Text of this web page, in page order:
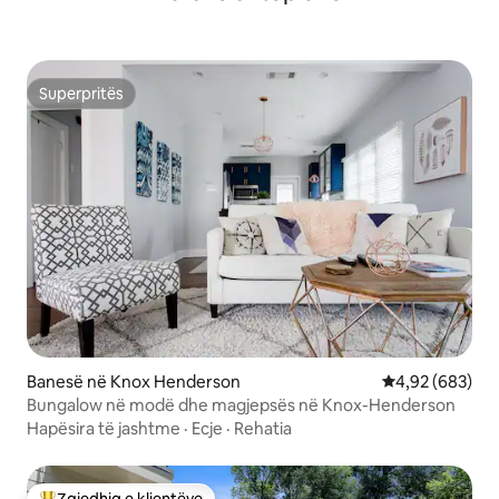
Superpritës
Superpritës
Banesë në Knox Henderson Vlerësimi
4,92 (683)
Bungalow në modë dhe magjepsës në Knox-Henderson
Hapësira të jashtme · Ecje · Rehatia